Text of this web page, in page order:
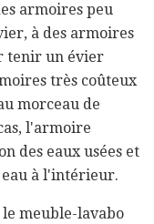
armoires peu
à des armoires
tenir un évier
très coûteux
morceau de
l'armoire
des eaux usées et
à l'intérieur.
meuble-lavabo